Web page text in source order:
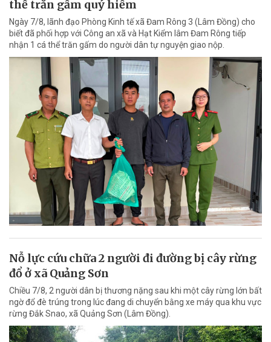
thể trăn gấm quý hiếm
Ngày 7/8, lãnh đạo Phòng Kinh tế xã Đam Rông 3 (Lâm Đồng) cho
biết đã phối hợp với Công an xã và Hạt Kiểm lâm Đam Rông tiếp
nhận 1 cá thể trăn gấm do người dân tự nguyện giao nộp.
Nỗ lực cứu chữa 2 người đi đường bị cây rừng
đổ ở xã Quảng Sơn
Chiều 7/8, 2 người dân bị thương nặng sau khi một cây rừng lớn bất
ngờ đổ đè trúng trong lúc đang di chuyển bằng xe máy qua khu vực
rừng Đắk Snao, xã Quảng Sơn (Lâm Đồng).